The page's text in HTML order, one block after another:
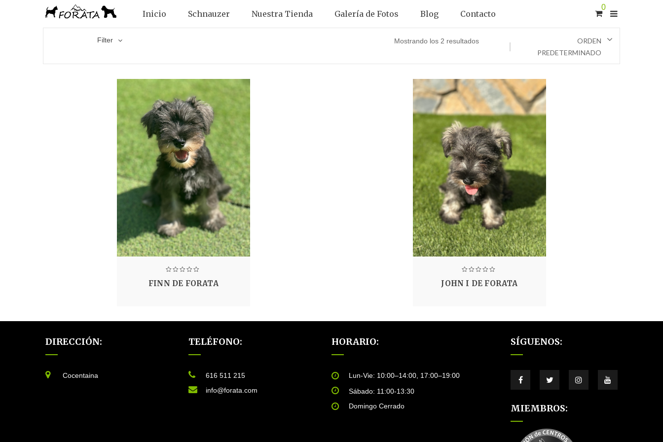
Inicio Schnauzer Nuestra Tienda Galería de Fotos Blog Contacto
0
Filter Mostrando los 2 resultados
ORDEN
PREDETERMINADO
FINN DE FORATA JOHN I DE FORATA
DIRECCIÓN:
Cocentaina
TELÉFONO:
616 511 215
info@forata.com
HORARIO:
Lun-Vie: 10:00–14:00, 17:00–19:00
Sábado: 11:00-13:30
Domingo Cerrado
SÍGUENOS:
MIEMBROS: